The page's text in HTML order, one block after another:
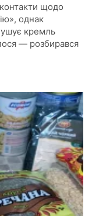
щодо
однак
кремль
— розбирався